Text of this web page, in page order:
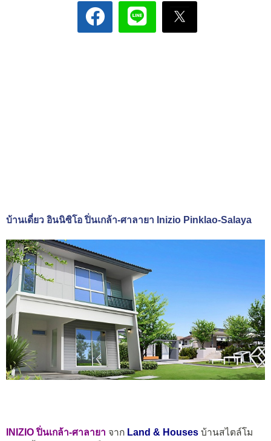
บ้านเดี่ยว อินนิซิโอ ปิ่นเกล้า-ศาลายา Inizio Pinklao-Salaya
INIZIO ปิ่นเกล้า-ศาลายา จาก Land & Houses บ้านสไตล์โม